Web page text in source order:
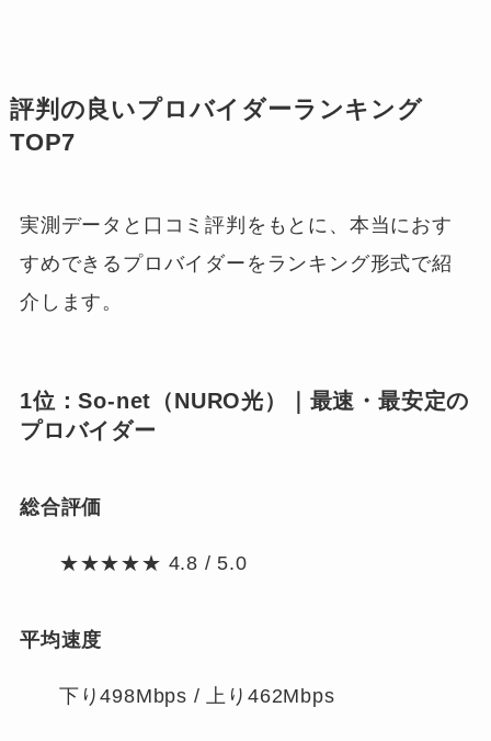
評判の良いプロバイダーランキング
TOP7
実測データと口コミ評判をもとに、本当におす
すめできるプロバイダーをランキング形式で紹
介します。
1位：So-net（NURO光）｜最速・最安定の
プロバイダー
総合評価
★★★★★ 4.8 / 5.0
平均速度
下り498Mbps / 上り462Mbps